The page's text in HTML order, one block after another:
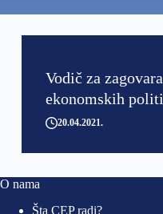
Vodič za
ekonomskih
20.04.2021
O nama
Šta CEP radi?